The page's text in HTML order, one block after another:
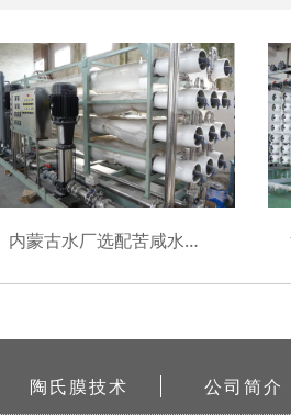
内蒙古水厂选配苦咸水膜元件项目
陶氏膜技术 公司简介